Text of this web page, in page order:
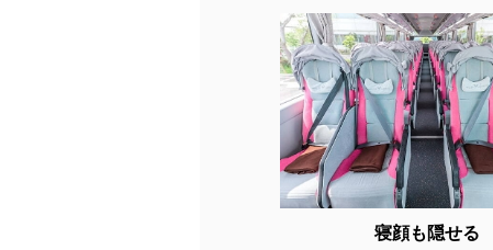
寝顔も隠せる